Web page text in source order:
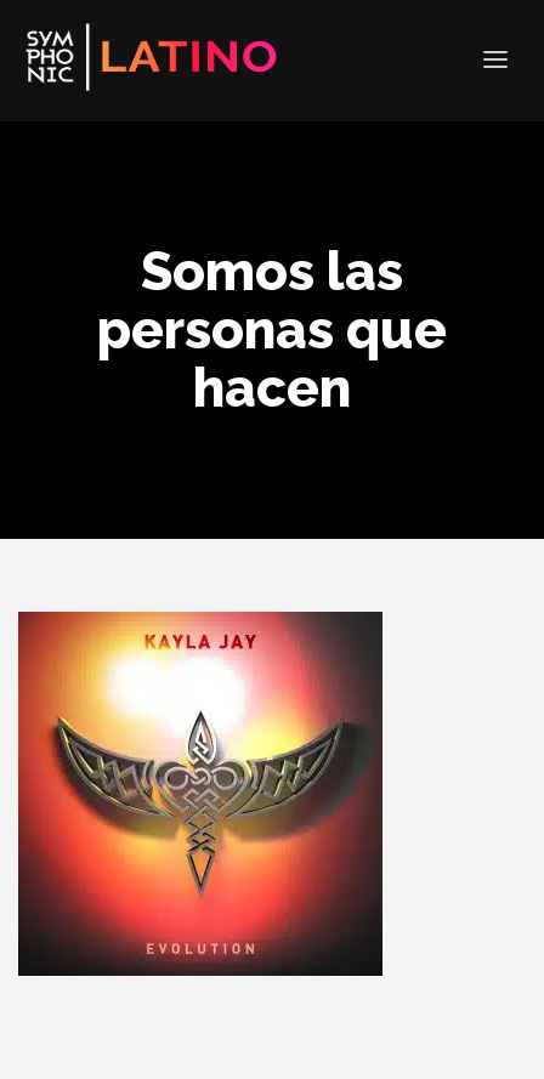
Somos las
personas que
hacen